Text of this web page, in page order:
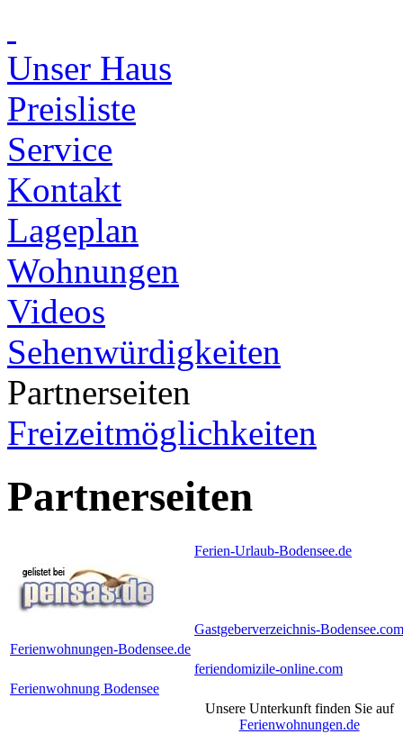
Unser Haus
Preisliste
Service
Kontakt
Lageplan
Wohnungen
Videos
Sehenwürdigkeiten
Partnerseiten
Freizeitmöglichkeiten
Partnerseiten
Ferien-Urlaub-Bodensee.de
Gastgeberverzeichnis-Bodensee.com
Ferienwohnungen-Bodensee.de
feriendomizile-online.com
Ferienwohnung Bodensee
Unsere Unterkunft finden Sie auf
Ferienwohnungen.de